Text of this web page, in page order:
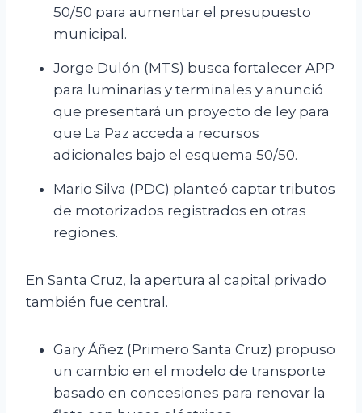
50/50 para aumentar el presupuesto
municipal.
Jorge Dulón (MTS) busca fortalecer APP
para luminarias y terminales y anunció
que presentará un proyecto de ley para
que La Paz acceda a recursos
adicionales bajo el esquema 50/50.
Mario Silva (PDC) planteó captar tributos
de motorizados registrados en otras
regiones.
En Santa Cruz, la apertura al capital privado
también fue central.
Gary Áñez (Primero Santa Cruz) propuso
un cambio en el modelo de transporte
basado en concesiones para renovar la